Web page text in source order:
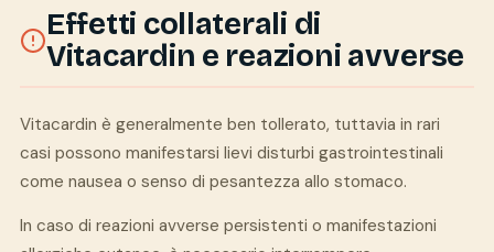
Effetti collaterali di
Vitacardin e reazioni avverse
Vitacardin è generalmente ben tollerato, tuttavia in rari
casi possono manifestarsi lievi disturbi gastrointestinali
come nausea o senso di pesantezza allo stomaco.
In caso di reazioni avverse persistenti o manifestazioni